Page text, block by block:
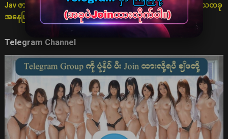
Jav ဇာတ်လမ်းများသည် စိတ်ကူးဖြင့်သာ ပုံဖော်ထားသောကြောင့် ရသတခု
အနေဖြင့်သာ ကြည့်ရှုရန် မေတ္တာရပ်ခံအပ်ပါသည်။
Telegram Channel